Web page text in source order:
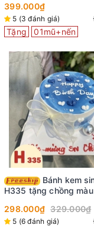
399.000₫
5 (3 đánh giá)
Tặng 01mũ+nến
Bánh kem sinh nhật
H335 tặng chồng
298.000₫ 329.000₫
5 (6 đánh giá)